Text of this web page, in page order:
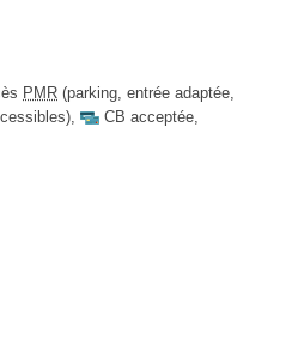
PMR (parking, entrée adaptée,
, CB acceptée,